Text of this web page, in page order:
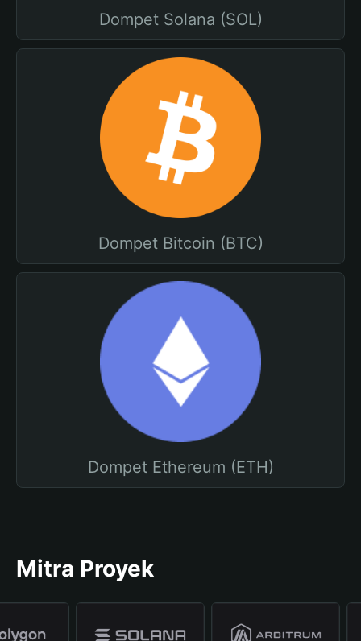
Dompet Solana (SOL)
Dompet Bitcoin (BTC)
Dompet Ethereum (ETH)
Mitra Proyek